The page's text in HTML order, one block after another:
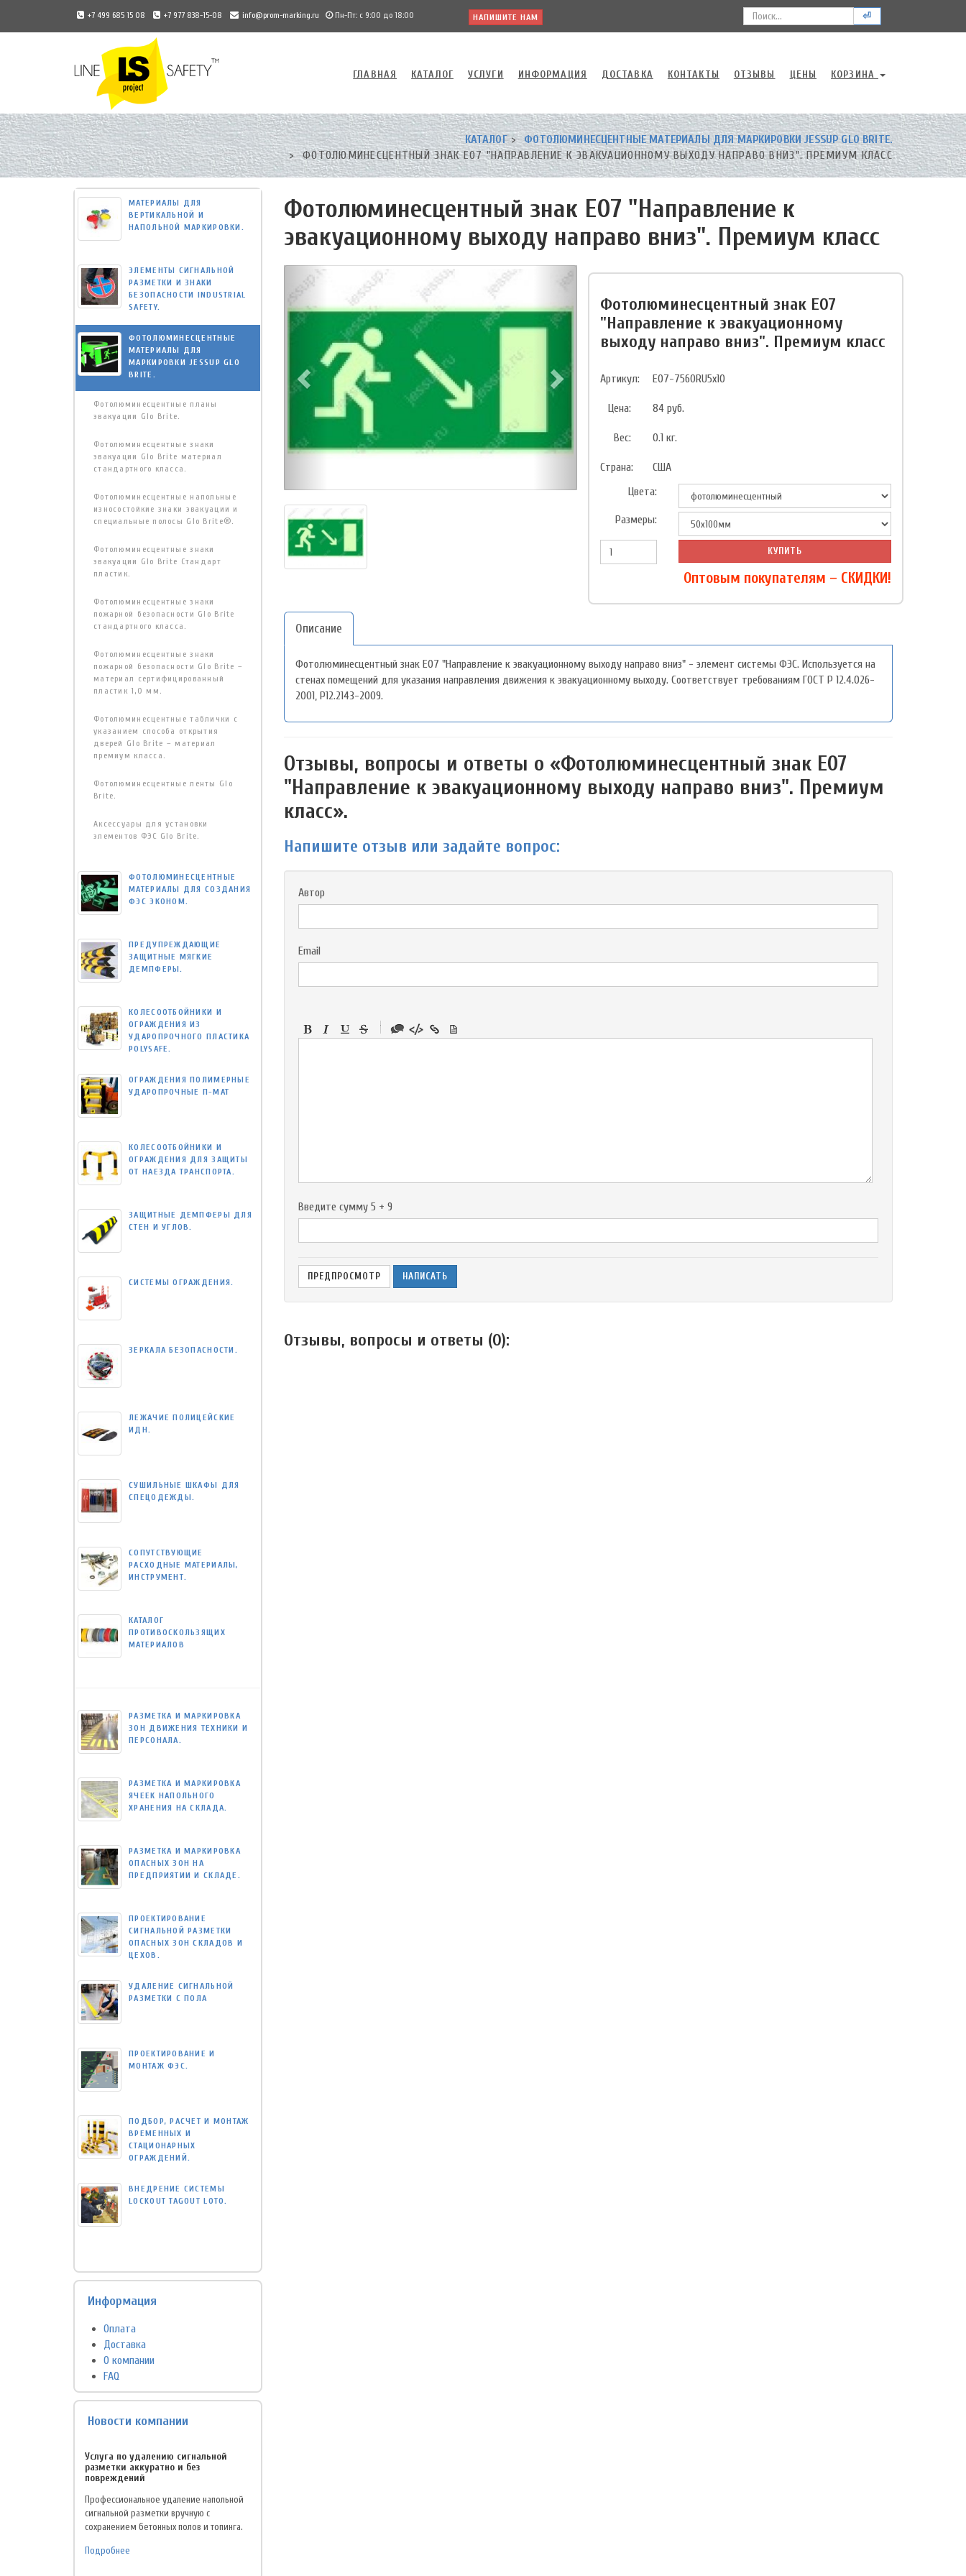
+7 499 685 15 08 +7 977 838-15-08 info@prom-marking.ru Пн-Пт: с 9:00 до 18:00 НАПИШИТЕ НАМ ⏎
Universal
-
go
to
homepage
ГЛАВНАЯ КАТАЛОГ УСЛУГИ ИНФОРМАЦИЯ ДОСТАВКА КОНТАКТЫ ОТЗЫВЫ ЦЕНЫ КОРЗИНА
КАТАЛОГ
ФОТОЛЮМИНЕСЦЕНТНЫЕ МАТЕРИАЛЫ ДЛЯ МАРКИРОВКИ JESSUP GLO BRITE.
ФОТОЛЮМИНЕСЦЕНТНЫЙ ЗНАК Е07 "НАПРАВЛЕНИЕ К ЭВАКУАЦИОННОМУ ВЫХОДУ НАПРАВО ВНИЗ". ПРЕМИУМ КЛАСС
Фотолюминесцентный знак Е07 "Направление к
эвакуационному выходу направо вниз". Премиум класс
Фотолюминесцентный знак Е07
"Направление к эвакуационному
выходу направо вниз". Премиум класс
Артикул: E07-7560RU5x10
Цена: 84руб.
Вес: 0.1 кг.
Страна:
США
Цвета:
Размеры:
КУПИТЬ
Оптовым покупателям – СКИДКИ!
Описание
Фотолюминесцентный знак Е07 "Направление к эвакуационному выходу направо вниз" - элемент системы ФЭС. Используется на
стенах помещений для указания направления движения к эвакуационному выходу. Соответствует требованиям ГОСТ P 12.4.026-
2001, P12.2143-2009.
Отзывы, вопросы и ответы о «Фотолюминесцентный знак Е07
"Направление к эвакуационному выходу направо вниз". Премиум
класс».
Напишите отзыв или задайте вопрос:
Автор
Email
-
-
Введите сумму 5 + 9
Отзывы, вопросы и ответы (0):
МАТЕРИАЛЫ ДЛЯ
ВЕРТИКАЛЬНОЙ И
НАПОЛЬНОЙ МАРКИРОВКИ.
ЭЛЕМЕНТЫ СИГНАЛЬНОЙ
РАЗМЕТКИ И ЗНАКИ
БЕЗОПАСНОСТИ INDUSTRIAL
SAFETY.
ФОТОЛЮМИНЕСЦЕНТНЫЕ
МАТЕРИАЛЫ ДЛЯ
МАРКИРОВКИ JESSUP GLO
BRITE.
Фотолюминесцентные планы
эвакуации Glo Brite.
Фотолюминесцентные знаки
эвакуации Glo Brite материал
стандартного класса.
Фотолюминесцентные напольные
износостойкие знаки эвакуации и
специальные полосы Glo Brite®.
Фотолюминесцентные знаки
эвакуации Glo Brite Стандарт
пластик.
Фотолюминесцентные знаки
пожарной безопасности Glo Brite
стандартного класса.
Фотолюминесцентные знаки
пожарной безопасности Glo Brite –
материал сертифицированный
пластик 1,0 мм.
Фотолюминесцентные таблички с
указанием способа открытия
дверей Glo Brite – материал
премиум класса.
Фотолюминесцентные ленты Glo
Brite.
Аксессуары для установки
элементов ФЭС Glo Brite.
ФОТОЛЮМИНЕСЦЕНТНЫЕ
МАТЕРИАЛЫ ДЛЯ СОЗДАНИЯ
ФЭС ЭКОНОМ.
ПРЕДУПРЕЖДАЮЩИЕ
ЗАЩИТНЫЕ МЯГКИЕ
ДЕМПФЕРЫ.
КОЛЕСООТБОЙНИКИ И
ОГРАЖДЕНИЯ ИЗ
УДАРОПРОЧНОГО ПЛАСТИКА
POLYSAFE.
ОГРАЖДЕНИЯ ПОЛИМЕРНЫЕ
УДАРОПРОЧНЫЕ П-МАТ
КОЛЕСООТБОЙНИКИ И
ОГРАЖДЕНИЯ ДЛЯ ЗАЩИТЫ
ОТ НАЕЗДА ТРАНСПОРТА.
ЗАЩИТНЫЕ ДЕМПФЕРЫ ДЛЯ
СТЕН И УГЛОВ.
СИСТЕМЫ ОГРАЖДЕНИЯ.
ЗЕРКАЛА БЕЗОПАСНОСТИ.
ЛЕЖАЧИЕ ПОЛИЦЕЙСКИЕ
ИДН.
СУШИЛЬНЫЕ ШКАФЫ ДЛЯ
СПЕЦОДЕЖДЫ.
СОПУТСТВУЮЩИЕ
РАСХОДНЫЕ МАТЕРИАЛЫ,
ИНСТРУМЕНТ.
КАТАЛОГ
ПРОТИВОСКОЛЬЗЯЩИХ
МАТЕРИАЛОВ
РАЗМЕТКА И МАРКИРОВКА
ЗОН ДВИЖЕНИЯ ТЕХНИКИ И
ПЕРСОНАЛА.
РАЗМЕТКА И МАРКИРОВКА
ЯЧЕЕК НАПОЛЬНОГО
ХРАНЕНИЯ НА СКЛАДА.
РАЗМЕТКА И МАРКИРОВКА
ОПАСНЫХ ЗОН НА
ПРЕДПРИЯТИИ И СКЛАДЕ.
ПРОЕКТИРОВАНИЕ
СИГНАЛЬНОЙ РАЗМЕТКИ
ОПАСНЫХ ЗОН СКЛАДОВ И
ЦЕХОВ.
УДАЛЕНИЕ СИГНАЛЬНОЙ
РАЗМЕТКИ С ПОЛА
ПРОЕКТИРОВАНИЕ И
МОНТАЖ ФЭС.
ПОДБОР, РАСЧЕТ И МОНТАЖ
ВРЕМЕННЫХ И
СТАЦИОНАРНЫХ
ОГРАЖДЕНИЙ.
ВНЕДРЕНИЕ СИСТЕМЫ
LOCKOUT TAGOUT LOTO.
Информация
Оплата
Доставка
О компании
FAQ
Новости компании
Услуга по удалению сигнальной
разметки аккуратно и без
повреждений
Профессиональное удаление напольной
сигнальной разметки вручную с
сохранением бетонных полов и топинга.
Подробнее